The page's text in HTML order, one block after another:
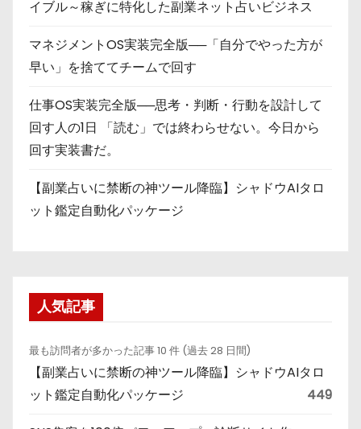
イブル～稼ぎに特化した副業ネット占いビジネス
マネジメントOS実装完全版──「自分でやった方が
早い」を捨ててチームで回す
仕事OS実装完全版──思考・判断・行動を設計して
回す人の1日 「読む」では終わらせない。今日から
回す実装書だ。
【副業占いに禁断の神ツール降臨】シャドウAIタロ
ット鑑定自動化パッケージ
人気記事
最も訪問者が多かった記事 10 件 (過去 28 日間)
【副業占いに禁断の神ツール降臨】シャドウAIタロ
ット鑑定自動化パッケージ
449